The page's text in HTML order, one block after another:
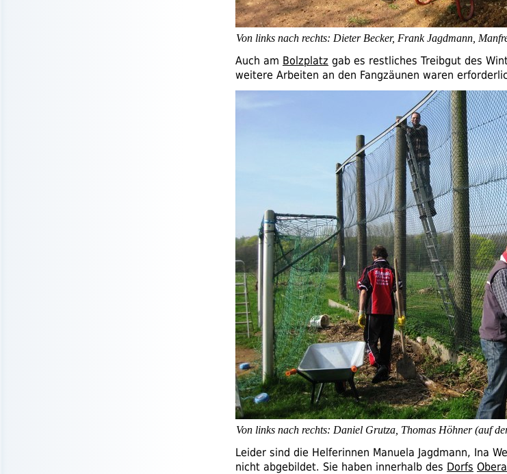
Von links nach rechts: Dieter Becker, Frank Jagdmann,
Auch am Bolzplatz gab es restliches Treibgut des
weitere Arbeiten an den Fangzäunen waren
Von links nach rechts: Daniel Grutza, Thomas Höhner (auf
Leider sind die Helferinnen Manuela Jagdmann, Ina
nicht abgebildet. Sie haben innerhalb des Dorfs